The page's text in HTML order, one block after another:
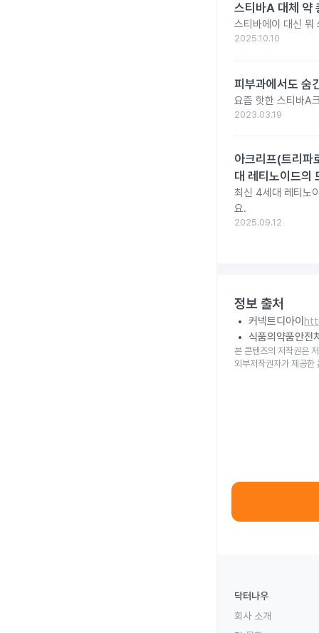
스티바A 대체 약
스티바에이 대신 뭐
2025.10.10
피부과에서도 숨
요즘 핫한 스티바A
2023.03.19
아크리프(트리파
대 레티노이드의
최신 4세대 레티노
요.
2025.09.12
정보 출처
커넥트디아이
식품의약품안전
본 콘텐츠의 저작권은
외부저작권자가 제공한
닥터나우
회사 소개